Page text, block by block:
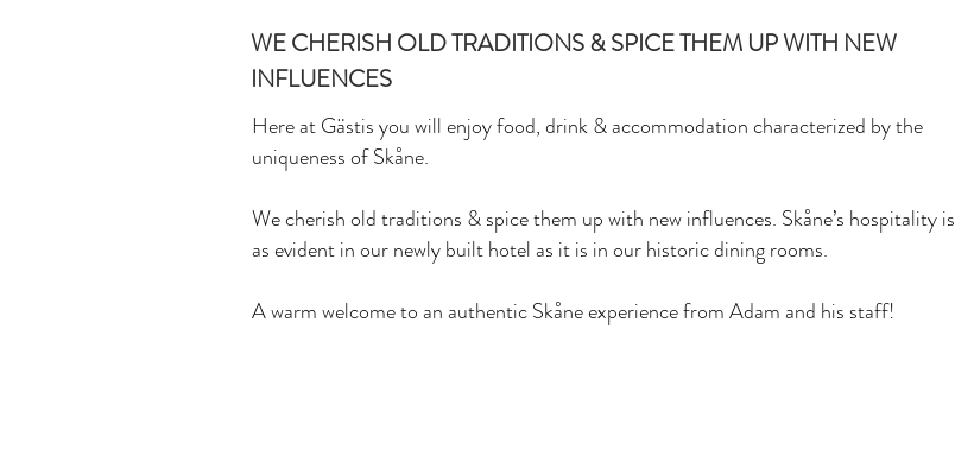
WE CHERISH OLD TRADITIONS & SPICE THEM UP WITH NEW
INFLUENCES
Here at Gästis you will enjoy food, drink & accommodation characterized by the
uniqueness of Skåne.
We cherish old traditions & spice them up with new influences. Skåne’s hospitality is
as evident in our newly built hotel as it is in our historic dining rooms.
A warm welcome to an authentic Skåne experience from Adam and his staff!